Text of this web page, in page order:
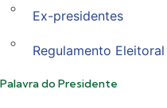
Ex-presidentes
Regulamento Eleitoral
Palavra do Presidente